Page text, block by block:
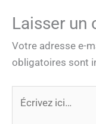
Laisser un
Votre adresse e-
obligatoires sont
ici…